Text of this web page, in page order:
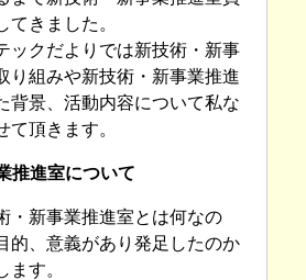
てきました。
ックだよりでは新技術・新事
り組みや新技術・新事業推進
背景、活動内容について私な
て頂きます。
推進室について
・新事業推進室とは何なの
的、意義があり発足したのか
ます。